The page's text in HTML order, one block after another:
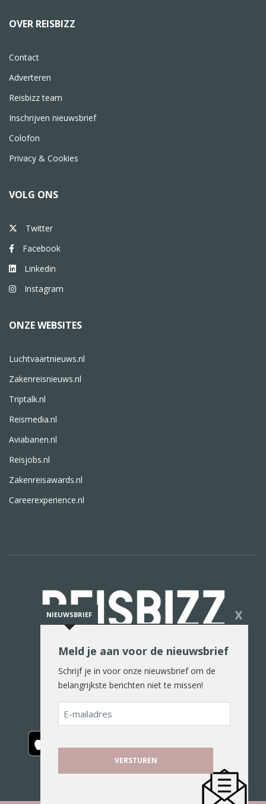
OVER REISBIZZ
Contact
Adverteren
Reisbizz team
Inschrijven nieuwsbrief
Colofon
Privacy & Cookies
VOLG ONS
Twitter
Facebook
Linkedin
Instagram
ONZE WEBSITES
Luchtvaartnieuws.nl
Zakenreisnieuws.nl
Triptalk.nl
Reismedia.nl
Aviabanen.nl
Reisjobs.nl
Zakenreisawards.nl
Careerexperience.nl
De reiswereld in woord en beeld
NIEUWSBRIEF X
Meld je aan voor de nieuwsbrief
Schrijf je in voor onze nieuwsbrief om de
belangrijkste berichten niet te missen!
E-
mailadres